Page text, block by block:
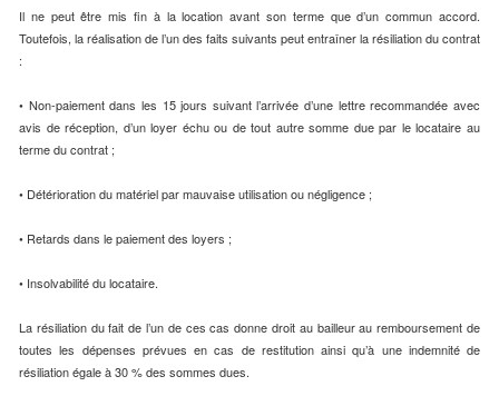
Il ne peut être mis fin à la location avant son terme que d’un commun accord.
Toutefois, la réalisation de l’un des faits suivants peut entraîner la résiliation du contrat
:
• Non-paiement dans les 15 jours suivant l’arrivée d’une lettre recommandée avec
avis de réception, d’un loyer échu ou de tout autre somme due par le locataire au
terme du contrat ;
• Détérioration du matériel par mauvaise utilisation ou négligence ;
• Retards dans le paiement des loyers ;
• Insolvabilité du locataire.
La résiliation du fait de l’un de ces cas donne droit au bailleur au remboursement de
toutes les dépenses prévues en cas de restitution ainsi qu’à une indemnité de
résiliation égale à 30 % des sommes dues.